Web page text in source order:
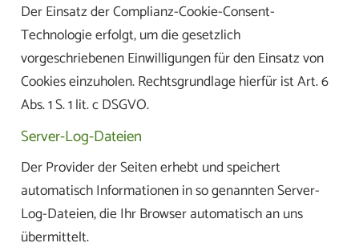
Der Einsatz der Complianz-Cookie-Consent-
Technologie erfolgt, um die gesetzlich
vorgeschriebenen Einwilligungen für den Einsatz von
Cookies einzuholen. Rechtsgrundlage hierfür ist Art. 6
Abs. 1 S. 1 lit. c DSGVO.
Server-Log-Dateien
Der Provider der Seiten erhebt und speichert
automatisch Informationen in so genannten Server-
Log-Dateien, die Ihr Browser automatisch an uns
übermittelt.